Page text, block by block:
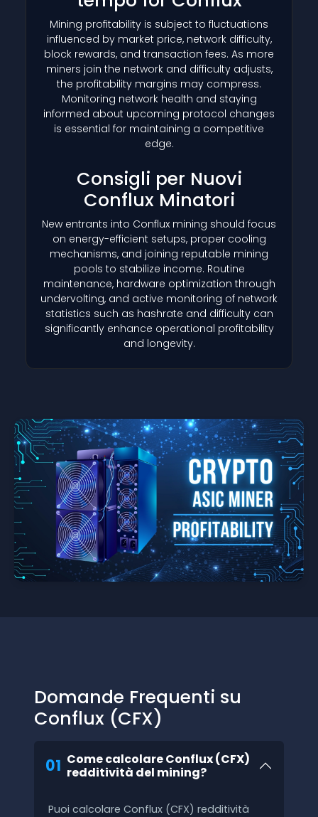
Mining profitability is subject to fluctuations
influenced by market price, network difficulty,
block rewards, and transaction fees. As more
miners join the network and difficulty adjusts,
the profitability margins may compress.
Monitoring network health and staying
informed about upcoming protocol changes
is essential for maintaining a competitive
edge.
Consigli per Nuovi
Conflux Minatori
New entrants into Conflux mining should focus
on energy-efficient setups, proper cooling
mechanisms, and joining reputable mining
pools to stabilize income. Routine
maintenance, hardware optimization through
undervolting, and active monitoring of network
statistics such as hashrate and difficulty can
significantly enhance operational profitability
and longevity.
Domande Frequenti su
Conflux (CFX)
01 Come calcolare Conflux (CFX)
redditività del mining?
Puoi calcolare Conflux (CFX) redditività